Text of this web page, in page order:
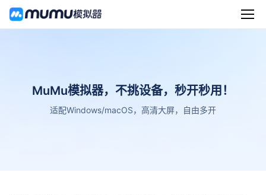
MuMu模拟器，不挑设备，秒开秒用！
适配Windows/macOS，高清大屏，自由多开